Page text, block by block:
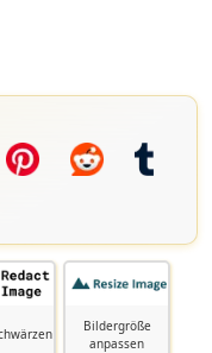
Bildergröße
anpassen